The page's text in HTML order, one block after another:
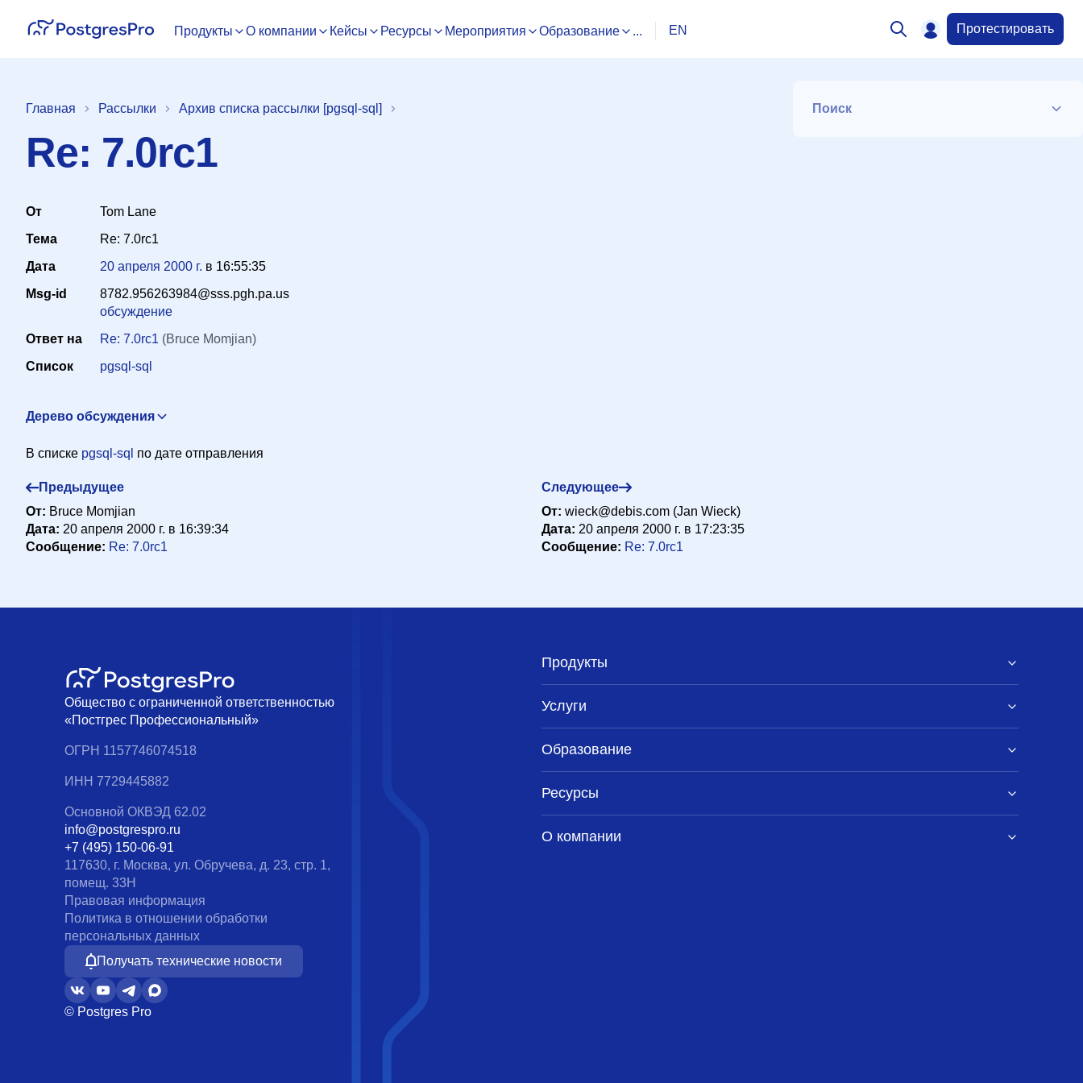
Продукты О компании Кейсы Ресурсы Мероприятия Образование ... EN Протестировать
Главная Рассылки Архив списка рассылки [pgsql-sql]
Re: 7.0rc1
Поиск
От
Tom Lane
Тема
Re: 7.0rc1
Дата
20 апреля 2000 г. в 16:55:35
Msg-id
8782.956263984@sss.pgh.pa.us
обсуждение
Ответ на
Re: 7.0rc1 (Bruce Momjian)
Список
pgsql-sql
Дерево обсуждения
Daniel Spratlen <spratlen@arches.uga.edu>
Re: 7.0rc1 Bruce Momjian <pgman@candle.pha.pa.us>
Re: 7.0rc1 Tom Lane <tgl@sss.pgh.pa.us>
Re: 7.0rc1 wieck@debis.com (Jan Wieck)
В списке pgsql-sql по дате отправления
Предыдущее
От: Bruce Momjian
Дата: 20 апреля 2000 г. в 16:39:34
Сообщение: Re: 7.0rc1
Следующее
От: wieck@debis.com (Jan Wieck)
Дата: 20 апреля 2000 г. в 17:23:35
Сообщение: Re: 7.0rc1
Общество с ограниченной ответственностью
«Постгрес Профессиональный»
ОГРН 1157746074518
ИНН 7729445882
Основной ОКВЭД 62.02
info@postgrespro.ru
+7 (495) 150-06-91
117630, г. Москва, ул. Обручева, д. 23, стр. 1,
помещ. 33Н
Правовая информация
Политика в отношении обработки
персональных данных
Получать технические новости
© Postgres Pro
Продукты
Услуги
Образование
Ресурсы
О компании